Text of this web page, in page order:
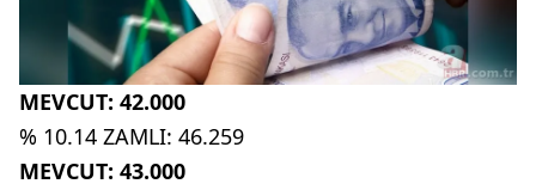
MEVCUT: 42.000
% 10.14 ZAMLI: 46.259
MEVCUT: 43.000